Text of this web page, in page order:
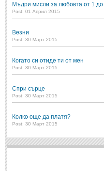
Мъдри мисли за любовта от 1
Post: 01 Април 2015
Везни
Post: 30 Март 2015
Когато си отиде ти от мен
Post: 30 Март 2015
Спри сърце
Post: 30 Март 2015
Колко още да платя?
Post: 30 Март 2015